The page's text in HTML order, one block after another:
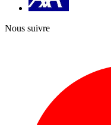
Nous suivre